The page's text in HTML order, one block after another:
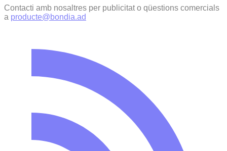
Contacti amb nosaltres per publicitat o qüestions comercials
a producte@bondia.ad